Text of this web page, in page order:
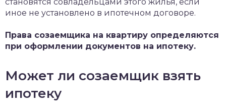
иное не установлено в ипотечном договоре.
Права созаемщика на квартиру определяются
при оформлении документов на ипотеку.
Может ли созаемщик взять
ипотеку